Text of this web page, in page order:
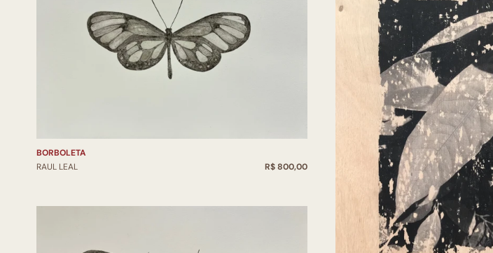
BORBOLETA
RAUL LEAL
R$ 800,00